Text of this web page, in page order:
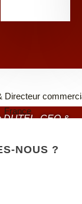
DUTEL, CEO &
Value France
NOUS ?